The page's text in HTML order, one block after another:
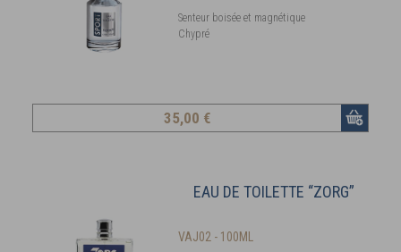
Senteur boisée et magnétique
Chypré
35,00 €
EAU DE TOILETTE “ZORG”
VAJ02 - 100ML